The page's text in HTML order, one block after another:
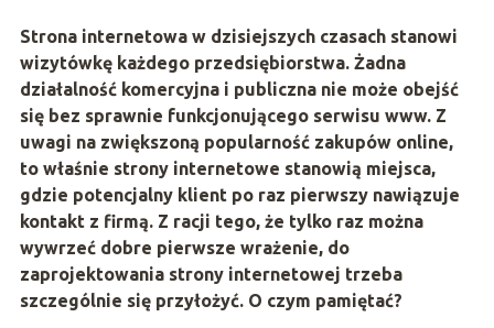
Strona internetowa w dzisiejszych czasach stanowi
wizytówkę każdego przedsiębiorstwa. Żadna
działalność komercyjna i publiczna nie może obejść
się bez sprawnie funkcjonującego serwisu www. Z
uwagi na zwiększoną popularność zakupów online,
to właśnie strony internetowe stanowią miejsca,
gdzie potencjalny klient po raz pierwszy nawiązuje
kontakt z firmą. Z racji tego, że tylko raz można
wywrzeć dobre pierwsze wrażenie, do
zaprojektowania strony internetowej trzeba
szczególnie się przyłożyć. O czym pamiętać?